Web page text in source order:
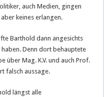
auch Medien, gingen
keines erlangen.
Barthold dann angesichts
Denn dort behauptete
über Mag. K.V. und auch Prof.
falsch aussage.
längst alle